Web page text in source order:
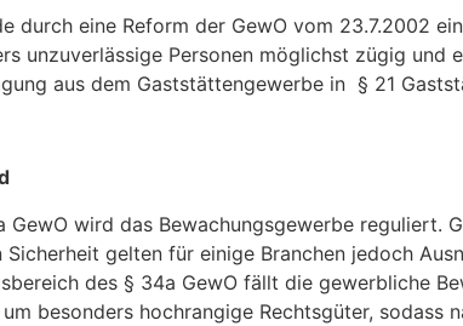
durch eine Reform der GewO vom 23.7.2002
unzuverlässige Personen möglichst zügig
aus dem Gaststättengewerbe in § 21
GewO wird das Bewachungsgewerbe reguliert.
gelten für einige Branchen jedoch
des § 34a GewO fällt die gewerbliche
besonders hochrangige Rechtsgüter,